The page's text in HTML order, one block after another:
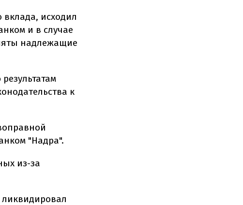
вклада, исходил
и в случае
надлежащие
к
"Надра".
из-за